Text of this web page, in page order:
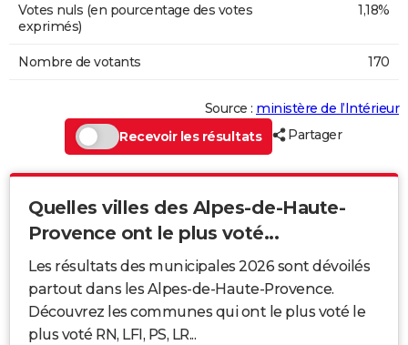
Votes nuls (en pourcentage des votes
exprimés)
1,18%
Nombre de votants 170
Source : ministère de l’Intérieur
Recevoir les résultats
Partager
Quelles villes des Alpes-de-Haute-
Provence ont le plus voté...
Les résultats des municipales 2026 sont dévoilés
partout dans les Alpes-de-Haute-Provence.
Découvrez les communes qui ont le plus voté le
plus voté RN, LFI, PS, LR...